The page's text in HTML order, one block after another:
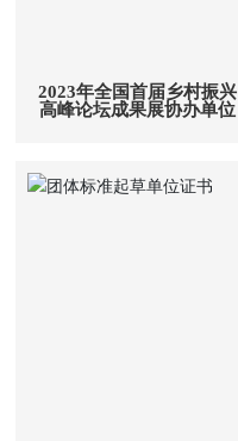
2023年全国首届乡村振兴
高峰论坛成果展协办单位